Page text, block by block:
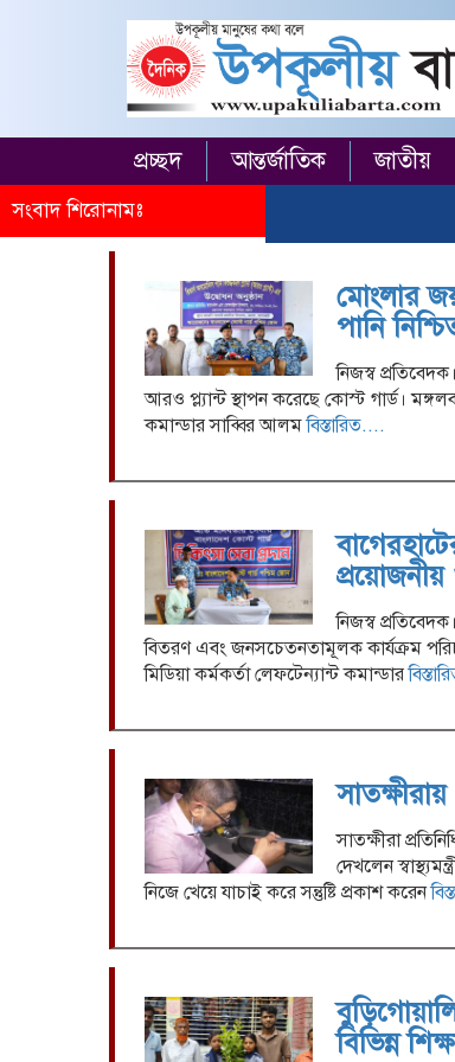
প্রচ্ছদ আন্তর্জাতিক জাতীয়
সংবাদ শিরোনামঃ
মোংলার
পানি
নিজস্ব
আরও প্ল্যান্ট স্থাপন করেছে কোস্ট গার্ড।
কমান্ডার সাব্বির আলমবিস্তারিত....
নিজস্ব
বিতরণ এবং জনসচেতনতামূলক কার্যক্রম
মিডিয়া কর্মকর্তা লেফটেন্যান্ট কমান্ডার
সাতক্ষীরায়
সাতক্ষীরা
দেখলেন
নিজে খেয়ে যাচাই করে সন্তুষ্টি প্রকাশ করেন
বিভিন্ন